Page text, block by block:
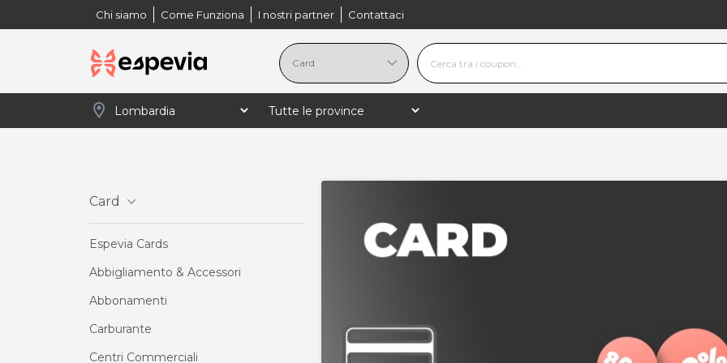
Chi siamo Come Funziona I nostri partner Contattaci
location_on
Card
Espevia Cards
Abbigliamento & Accessori
Abbonamenti
Carburante
Centri Commerciali